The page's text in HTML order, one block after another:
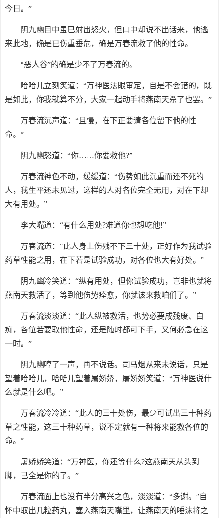
今日。”
阴九幽目中虽已射出怒火，但口中却说不出话来，他逃
来此地，确是已伤重垂危，确是万春流救了他的性命。
“恶人谷”的确是少不了万春流的。
哈哈儿立刻笑道：“万神医法眼审定，自是不会错的，既
是如此，你我就算不分，大家一起动手将燕南天杀了也罢。”
万春流沉声道：“且慢，在下正要请各位留下他的性
命。”
阴九幽怒道：“你……你要救他?”
万春流神色不动，缓缓道：“伤势如此沉重而还不死的
人，我生平还未见过，这样的人对各位完全无用，对在下却
大有用处。”
李大嘴道：“有什么用处?难道你也想吃他!”
万春流道：“此人身上伤残不下三十处，正好作为我试验
药草性能之用，在下若是试验成功，对各位也大有好处。”
阴九幽冷笑道：“纵有用处，但你试验成功，岂非也就将
燕南天救活了，等到他伤势痊愈，你就该来救咱们了。”
万春流淡淡道：“此人纵被救活，也势必要成残废、白
痴，各位若要取他性命，还是随时都可下手，又何必急在这
一时。”
阴九幽哼了一声，再不说话。司马烟从来未说话，只是
望着哈哈儿，哈哈儿望着屠娇娇，屠娇娇笑道：“万神医说什
么就是什么吧。”
万春流冷冷道：“此人的三十处伤，最少可试出三十种药
草之性能，这三十种药草，说不定就有一种将来能救各位的
命。”
屠娇娇笑道：“万神医，你还等什么?这燕南天从头到
脚，已全是你的了。”
万春流面上也没有半分高兴之色，淡淡道：“多谢。”自
怀中取出几粒药丸，塞入燕南天嘴里，让燕南天的唾沫将之